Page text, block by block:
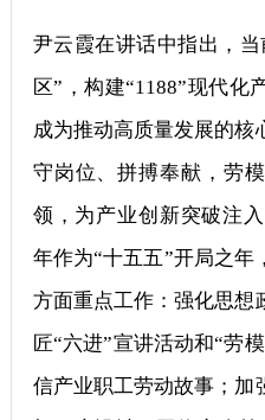
尹云霞在讲话中指出，
区”，构建“1188”现代化
成为推动高质量发展的核
守岗位、拼搏奉献，劳
领，为产业创新突破注
年作为“十五五”开局之年
方面重点工作：强化思想
匠“六进”宣讲活动和“劳
信产业职工劳动故事；加